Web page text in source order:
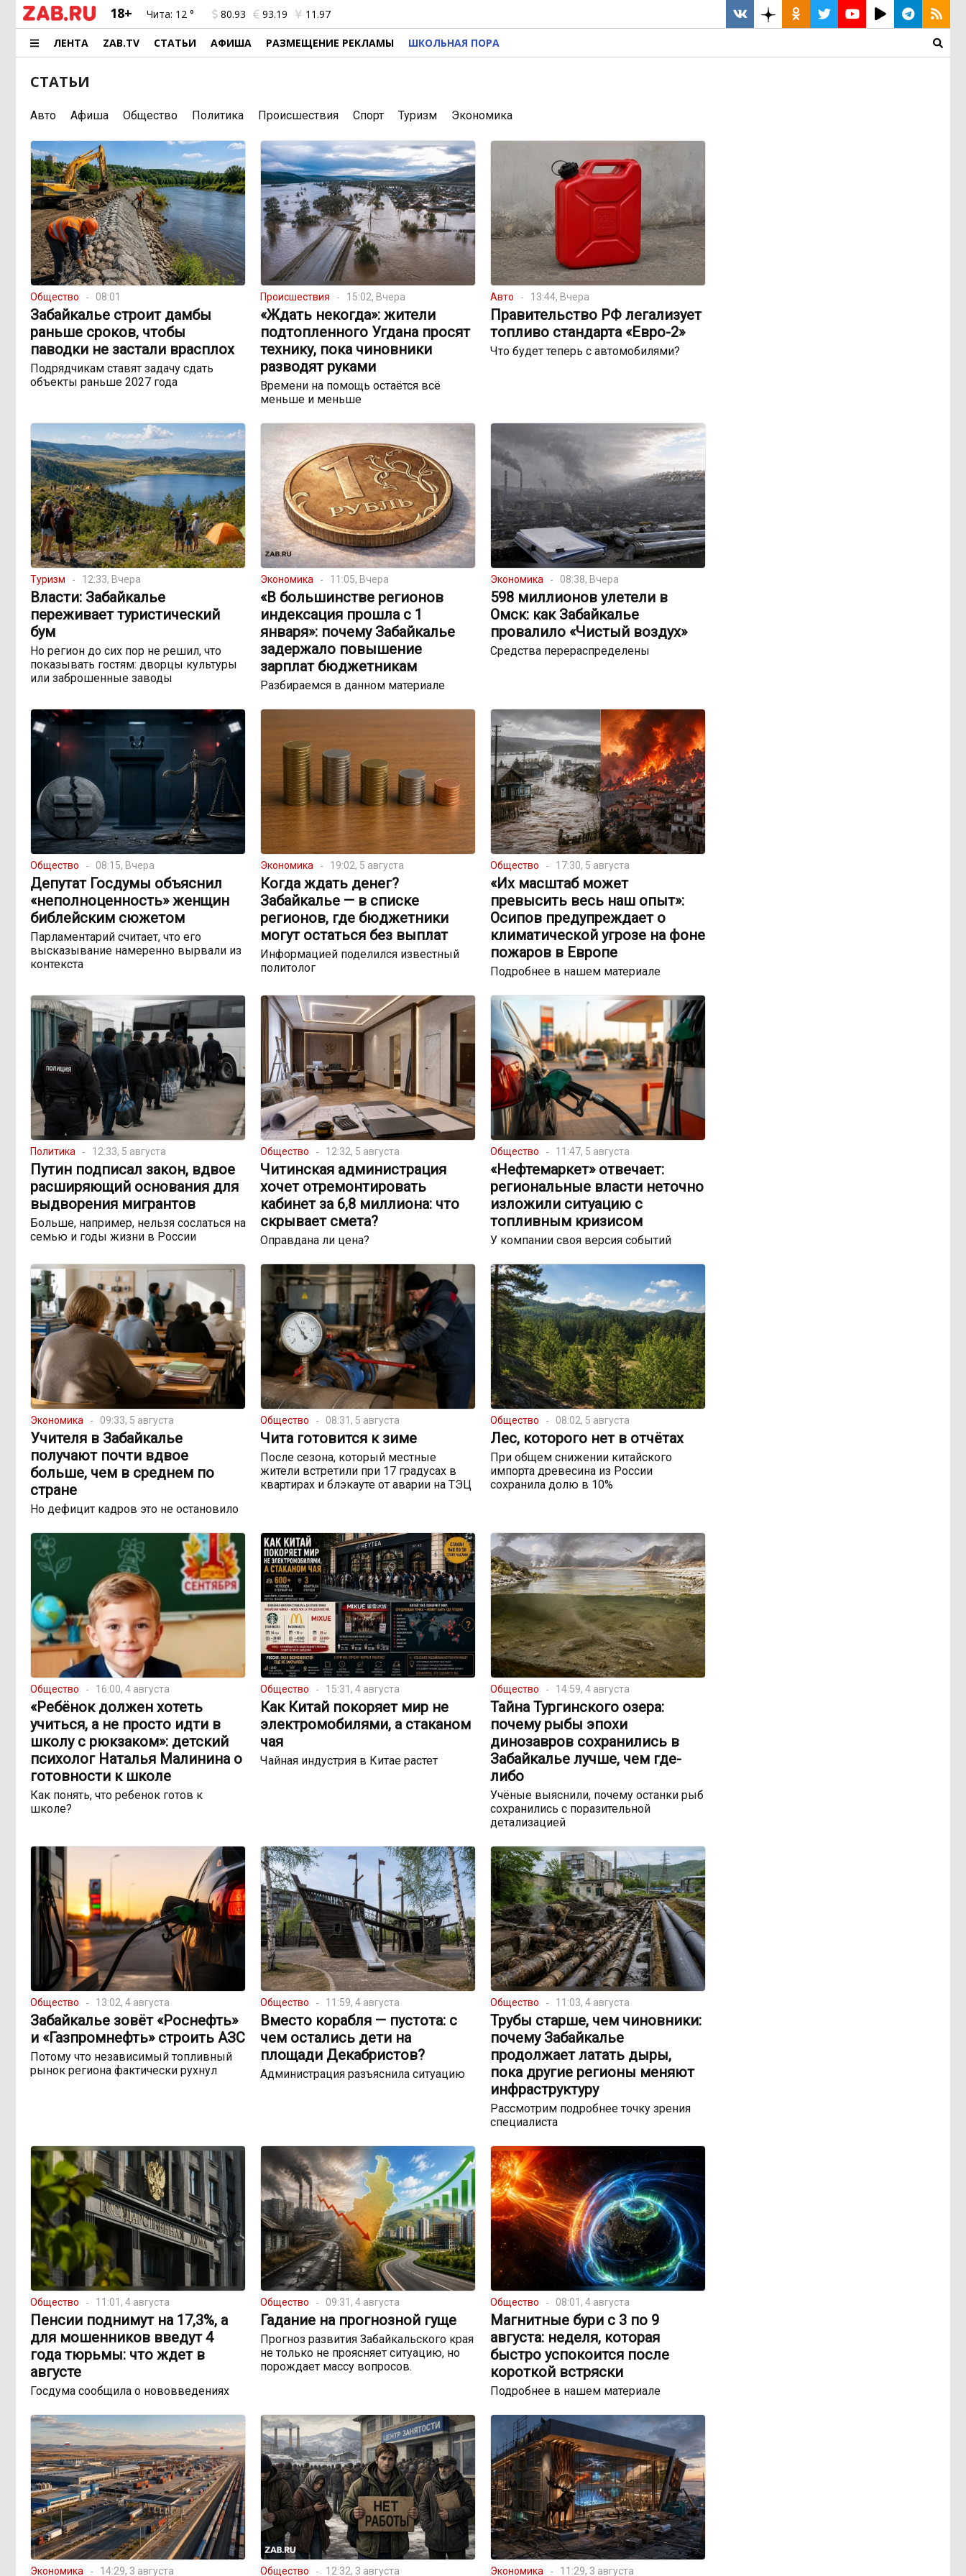
18+ Чита: 12 ° 80.93 93.19 11.97
ЛЕНТА ZAB.TV СТАТЬИ АФИША РАЗМЕЩЕНИЕ РЕКЛАМЫ ШКОЛЬНАЯ ПОРА
СТАТЬИ
Авто Афиша Общество Политика Происшествия Спорт Туризм Экономика
Общество 08:01
Забайкалье строит дамбы
раньше сроков, чтобы
паводки не застали врасплох
Подрядчикам ставят задачу сдать
объекты раньше 2027 года
Происшествия 15:02, Вчера
«Ждать некогда»: жители
подтопленного Угдана просят
технику, пока чиновники
разводят руками
Времени на помощь остаётся всё
меньше и меньше
Авто 13:44, Вчера
Правительство РФ легализует
топливо стандарта «Евро-2»
Что будет теперь с автомобилями?
Туризм 12:33, Вчера
Власти: Забайкалье
переживает туристический
бум
Но регион до сих пор не решил, что
показывать гостям: дворцы культуры
или заброшенные заводы
Экономика 11:05, Вчера
«В большинстве регионов
индексация прошла с 1
января»: почему Забайкалье
задержало повышение
зарплат бюджетникам
Разбираемся в данном материале
Экономика 08:38, Вчера
598 миллионов улетели в
Омск: как Забайкалье
провалило «Чистый воздух»
Средства перераспределены
Общество 08:15, Вчера
Депутат Госдумы объяснил
«неполноценность» женщин
библейским сюжетом
Парламентарий считает, что его
высказывание намеренно вырвали из
контекста
Экономика 19:02, 5 августа
Когда ждать денег?
Забайкалье — в списке
регионов, где бюджетники
могут остаться без выплат
Информацией поделился известный
политолог
Общество 17:30, 5 августа
«Их масштаб может
превысить весь наш опыт»:
Осипов предупреждает о
климатической угрозе на фоне
пожаров в Европе
Подробнее в нашем материале
Политика 12:33, 5 августа
Путин подписал закон, вдвое
расширяющий основания для
выдворения мигрантов
Больше, например, нельзя сослаться на
семью и годы жизни в России
Общество 12:32, 5 августа
Читинская администрация
хочет отремонтировать
кабинет за 6,8 миллиона: что
скрывает смета?
Оправдана ли цена?
Общество 11:47, 5 августа
«Нефтемаркет» отвечает:
региональные власти неточно
изложили ситуацию с
топливным кризисом
У компании своя версия событий
Экономика 09:33, 5 августа
Учителя в Забайкалье
получают почти вдвое
больше, чем в среднем по
стране
Но дефицит кадров это не остановило
Общество 08:31, 5 августа
Чита готовится к зиме
После сезона, который местные
жители встретили при 17 градусах в
квартирах и блэкауте от аварии на ТЭЦ
Общество 08:02, 5 августа
Лес, которого нет в отчётах
При общем снижении китайского
импорта древесина из России
сохранила долю в 10%
Общество 16:00, 4 августа
«Ребёнок должен хотеть
учиться, а не просто идти в
школу с рюкзаком»: детский
психолог Наталья Малинина о
готовности к школе
Как понять, что ребенок готов к
школе?
Общество 15:31, 4 августа
Как Китай покоряет мир не
электромобилями, а стаканом
чая
Чайная индустрия в Китае растет
Общество 14:59, 4 августа
Тайна Тургинского озера:
почему рыбы эпохи
динозавров сохранились в
Забайкалье лучше, чем где-
либо
Учёные выяснили, почему останки рыб
сохранились с поразительной
детализацией
Общество 13:02, 4 августа
Забайкалье зовёт «Роснефть»
и «Газпромнефть» строить АЗС
Потому что независимый топливный
рынок региона фактически рухнул
Общество 11:59, 4 августа
Вместо корабля — пустота: с
чем остались дети на
площади Декабристов?
Администрация разъяснила ситуацию
Общество 11:03, 4 августа
Трубы старше, чем чиновники:
почему Забайкалье
продолжает латать дыры,
пока другие регионы меняют
инфраструктуру
Рассмотрим подробнее точку зрения
специалиста
Общество 11:01, 4 августа
Пенсии поднимут на 17,3%, а
для мошенников введут 4
года тюрьмы: что ждет в
августе
Госдума сообщила о нововведениях
Общество 09:31, 4 августа
Гадание на прогнозной гуще
Прогноз развития Забайкальского края
не только не проясняет ситуацию, но
порождает массу вопросов.
Общество 08:01, 4 августа
Магнитные бури с 3 по 9
августа: неделя, которая
быстро успокоится после
короткой встряски
Подробнее в нашем материале
Экономика 14:29, 3 августа Общество 12:32, 3 августа Экономика 11:29, 3 августа